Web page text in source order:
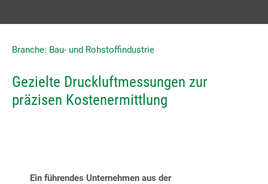
Bitte nehmen Sie Kontakt mit mir auf
Ihr direkter Draht zu uns
Branche: Bau- und Rohstoffindustrie
Gezielte Druckluftmessungen zur
präzisen Kostenermittlung
Ein führendes Unternehmen aus der